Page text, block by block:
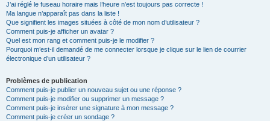
J’ai réglé le fuseau horaire mais l’heure n’est toujours pas correcte !
Ma langue n’apparaît pas dans la liste !
Que signifient les images situées à côté de mon nom d’utilisateur ?
Comment puis-je afficher un avatar ?
Quel est mon rang et comment puis-je le modifier ?
Pourquoi m’est-il demandé de me connecter lorsque je clique sur le lien de courrier
électronique d’un utilisateur ?
Problèmes de publication
Comment puis-je publier un nouveau sujet ou une réponse ?
Comment puis-je modifier ou supprimer un message ?
Comment puis-je insérer une signature à mon message ?
Comment puis-je créer un sondage ?